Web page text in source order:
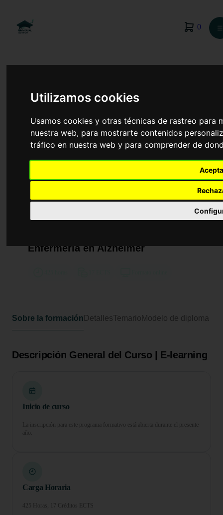
Utilizamos cookies
Usamos cookies y otras técnicas de rastreo para
nuestra web, para mostrarte contenidos
tráfico en nuestra web y para comprender de
0 ☰
Enfermería en Alzhéimer
Sobre la formación DetallesTemario Modelo de diploma
Descripción General del Curso | E-learning
Inicio de curso
La inscripción para este programa formativo está abierta durante el presente
año.
Carga Horaria
425 Horas, 17 Créditos ECTS